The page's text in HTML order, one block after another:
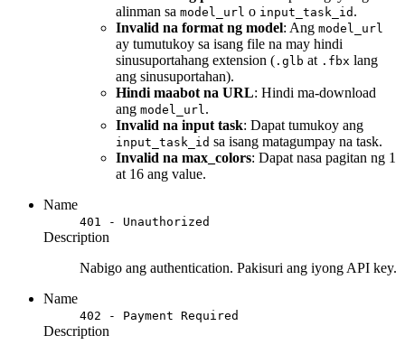
alinman sa model_url o input_task_id .
Invalid na format ng model: Ang model_url
ay tumutukoy sa isang file na may hindi
sinusuportahang extension ( .glb at .fbx lang
ang sinusuportahan).
Hindi maabot na URL: Hindi ma-download
ang model_url.
Invalid na input task: Dapat tumukoy ang
input_task_id sa isang matagumpay na task.
Invalid na max_colors: Dapat nasa pagitan ng 1
at 16 ang value.
Name
401 - Unauthorized
Description
Nabigo ang authentication. Pakisuri ang iyong API key.
Name
402 - Payment Required
Description